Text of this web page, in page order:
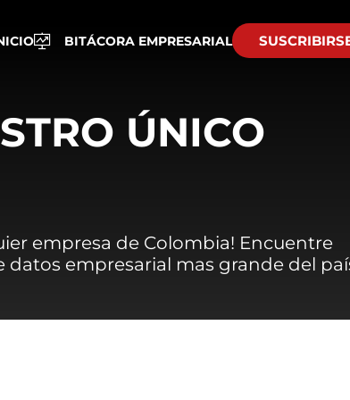
BITÁCORA EMPRESARIAL
ÚNICO
empresa de Colombia! Encuentre
datos empresarial mas grande del